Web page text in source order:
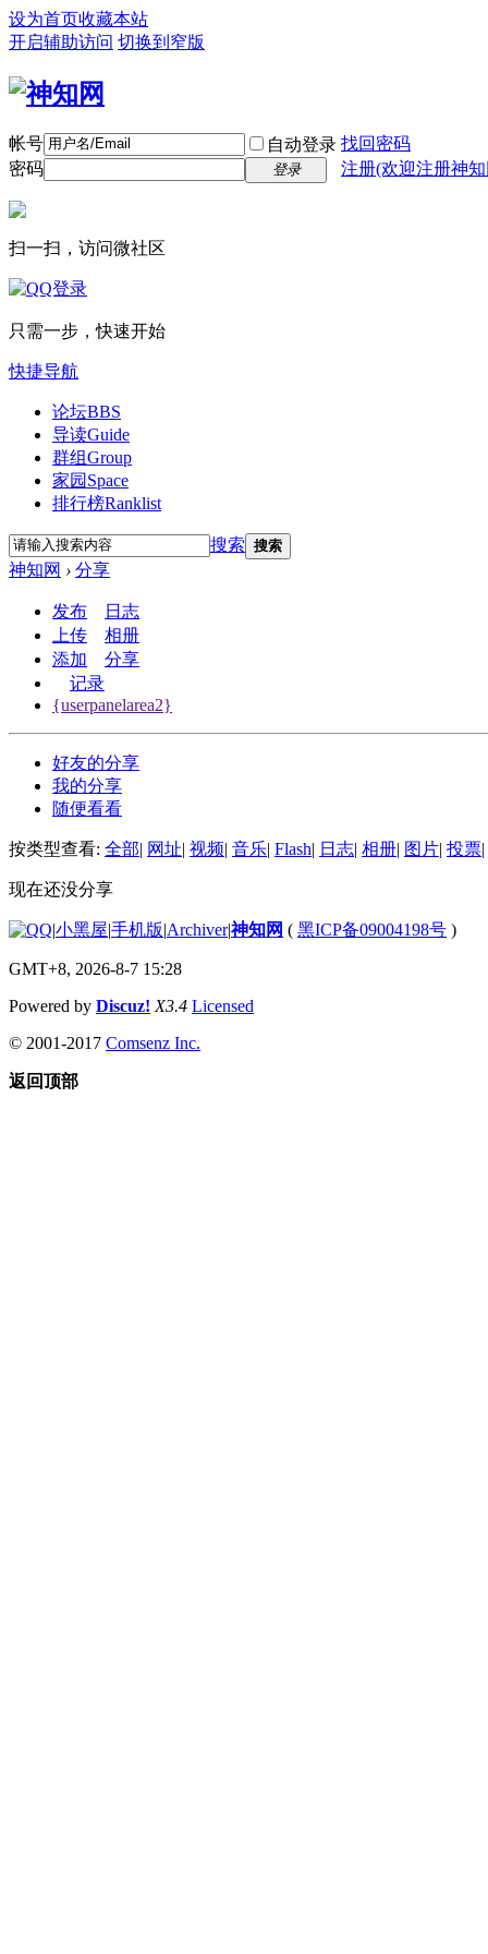
设为首页收藏本站
开启辅助访问 切换到窄版
帐号 自动登录 找回密码
密码
登录 注册(欢迎注册神
扫一扫，访问微社区
只需一步，快速开始
快捷导航
论坛BBS
导读Guide
群组Group
家园 Space
排行榜Ranklist
搜索 搜索
神知网 › 分享
发布
日志
上传
相册
添加
分享
记录
{userpanelarea2}
好友的分享
我的分享
随便看看
按类型查看: 全部| 网址| 视频| 音乐| Flash| 日志| 相册| 图片| 投票|
现在还没分享
|小黑屋|手机版|Archiver|神知网 ( 黑ICP备09004198号 )
GMT+8, 2026-8-7 15:28
Powered by Discuz! X3.4 Licensed
© 2001-2017 Comsenz Inc.
返回顶部